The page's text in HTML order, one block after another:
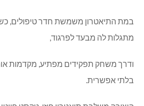
במת התיאטרון משמשת חדר טיפולים,
מתגלות לה מבעד לפרגוד,
ודרך משחק תפקידים מפתיע, מקדמות
בלתי אפשרית.